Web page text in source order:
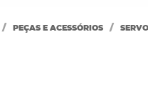
PEÇAS E ACESSÓRIOS